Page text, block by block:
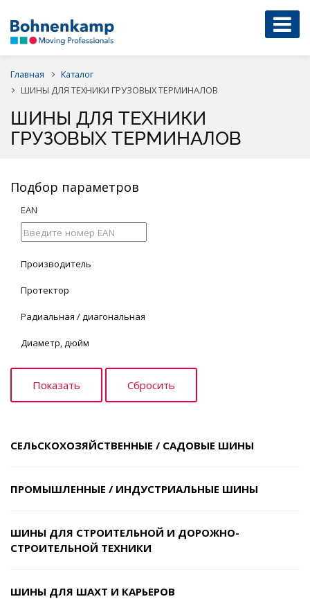
Главная
Каталог
ШИНЫ ДЛЯ ТЕХНИКИ ГРУЗОВЫХ ТЕРМИНАЛОВ
ШИНЫ ДЛЯ ТЕХНИКИ
ГРУЗОВЫХ ТЕРМИНАЛОВ
Подбор параметров
EAN
Производитель
Протектор
Радиальная / диагональная
Диаметр, дюйм
СЕЛЬСКОХОЗЯЙСТВЕННЫЕ / САДОВЫЕ ШИНЫ
ПРОМЫШЛЕННЫЕ / ИНДУСТРИАЛЬНЫЕ ШИНЫ
ШИНЫ ДЛЯ СТРОИТЕЛЬНОЙ И ДОРОЖНО-
СТРОИТЕЛЬНОЙ ТЕХНИКИ
ШИНЫ ДЛЯ ШАХТ И КАРЬЕРОВ